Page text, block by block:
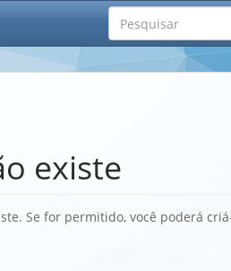
existe
Se for permitido, você poderá